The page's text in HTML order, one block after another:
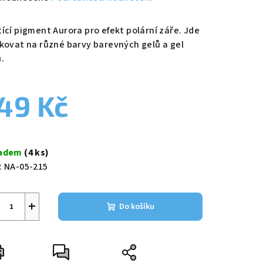
pigment Aurora pro efekt polární záře. Jde
na různé barvy barevných gelů a gel
Kč
(4 ks)
NA-05-215
+ Do košíku